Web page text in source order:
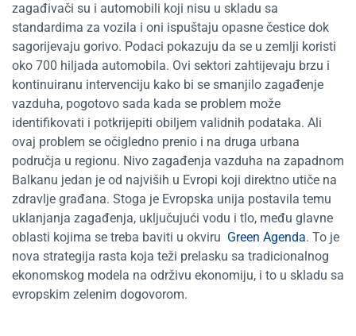
zagađivači su i automobili koji nisu u skladu sa
standardima za vozila i oni ispuštaju opasne čestice dok
sagorijevaju gorivo. Podaci pokazuju da se u zemlji koristi
oko 700 hiljada automobila. Ovi sektori zahtijevaju brzu i
kontinuiranu intervenciju kako bi se smanjilo zagađenje
vazduha, pogotovo sada kada se problem može
identifikovati i potkrijepiti obiljem validnih podataka. Ali
ovaj problem se očigledno prenio i na druga urbana
područja u regionu. Nivo zagađenja vazduha na zapadnom
Balkanu jedan je od najviših u Evropi koji direktno utiče na
zdravlje građana. Stoga je Evropska unija postavila temu
uklanjanja zagađenja, uključujući vodu i tlo, među glavne
oblasti kojima se treba baviti u okviru Green Agenda. To je
nova strategija rasta koja teži prelasku sa tradicionalnog
ekonomskog modela na održivu ekonomiju, i to u skladu sa
evropskim zelenim dogovorom.